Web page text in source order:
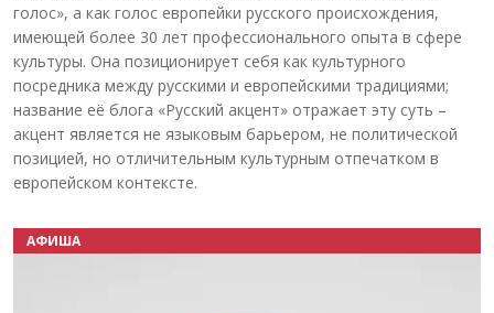
голос», а как голос европейки русского происхождения,
имеющей более 30 лет профессионального опыта в сфере
культуры. Она позиционирует себя как культурного
посредника между русскими и европейскими традициями;
название её блога «Русский акцент» отражает эту суть –
акцент является не языковым барьером, не политической
позицией, но отличительным культурным отпечатком в
европейском контексте.
АФИША